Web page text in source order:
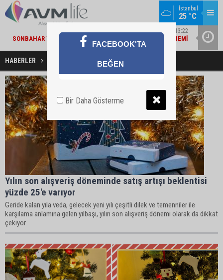
İstanbul
25 °C
MARKA DÜNYASI / 13:22
SONBAHAR YAKLAŞIRKEN TEPE HOME'DA YENILENME DÖNEMI
ŞIRKET HABERLERI / 13:19
MIGROS VE BAKANLIK'TAN 'ÇEVRE ETIKETLI' ÜRÜNLER İÇIN İŞ
BIRLIĞI
HABERLER Hediye Haberleri
Yılın son alışveriş döneminde satış artışı beklentisi
yüzde 25'e varıyor
Geride kalan yıla veda, gelecek yeni yılı çeşitli dilek ve temenniler ile
karşılama anlamına gelen yılbaşı, yılın son alışveriş dönemi olarak da dikkat
çekiyor.
FACEBOOK'TA
BEĞEN
Bir Daha Gösterme